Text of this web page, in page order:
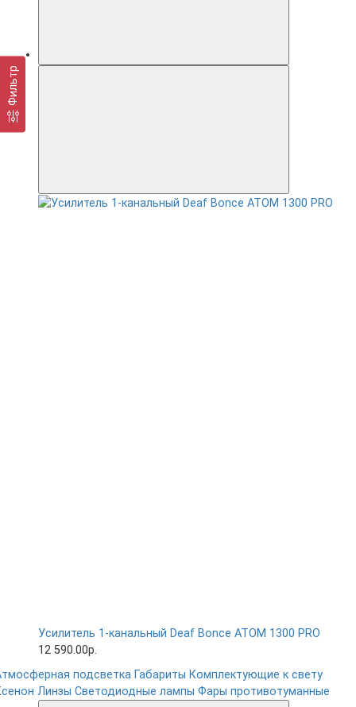
Усилитель 1-канальный Deaf Bonce ATOM 1300 PRO
12 590.00р.
подсветка Габариты Комплектующие к свету
Линзы Светодиодные лампы Фары противотуманные
Фильтр